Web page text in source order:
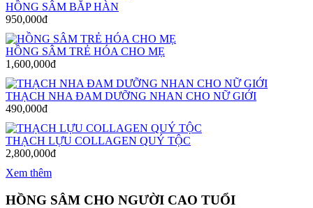
HỒNG SÂM BẮP HÀN
950,000đ
HỒNG SÂM TRẺ HÓA CHO MẸ
1,600,000đ
THẠCH NHA ĐAM DƯỠNG NHAN CHO NỮ GIỚI
490,000đ
THẠCH LỰU COLLAGEN QUÝ TỘC
2,800,000đ
Xem thêm
HỒNG SÂM CHO NGƯỜI CAO TUỔI